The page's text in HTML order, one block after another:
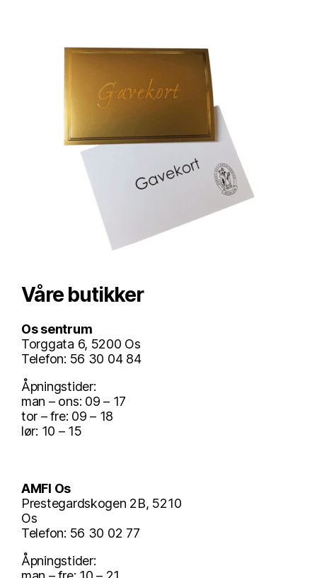
Våre butikker
Os sentrum
Torggata 6, 5200 Os
Telefon: 56 30 04 84
Åpningstider:
man – ons: 09 – 17
tor – fre: 09 – 18
lør: 10 – 15
AMFI Os
Prestegardskogen 2B, 5210
Os
Telefon: 56 30 02 77
Åpningstider: